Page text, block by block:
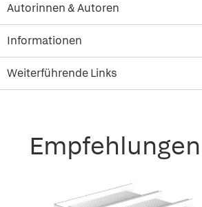
Autorinnen & Autoren
Informationen
Weiterführende Links